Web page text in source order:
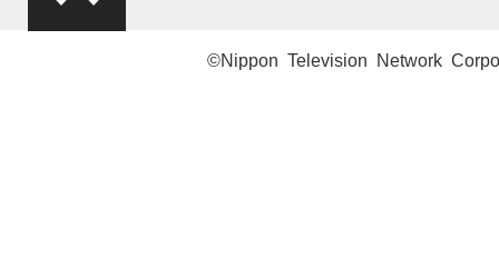
©Nippon Television Network